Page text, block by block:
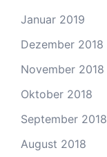
Januar 2019
Dezember 2018
November 2018
Oktober 2018
September 2018
August 2018